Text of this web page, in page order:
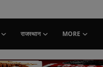
राजस्थान MORE